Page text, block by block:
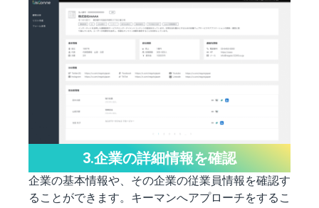
3.企業の詳細情報を確認
企業の基本情報や、その企業の従業員情報を確認す
ることができます。キーマンへアプローチをするこ